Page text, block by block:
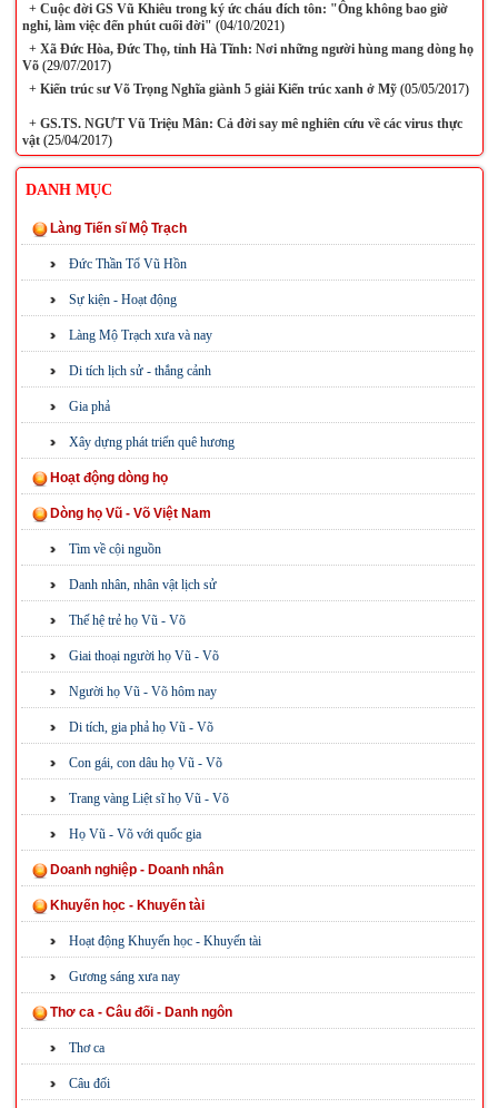
+Cuộc đời GS Vũ Khiêu trong ký ức cháu đích tôn: "Ông không bao giờ
nghỉ, làm việc đến phút cuối đời" (04/10/2021)
+Xã Đức Hòa, Đức Thọ, tỉnh Hà Tĩnh: Nơi những người hùng mang dòng họ
Võ(29/07/2017)
+Kiến trúc sư Võ Trọng Nghĩa giành 5 giải Kiến trúc xanh ở Mỹ(05/05/2017)
+GS.TS. NGƯT Vũ Triệu Mân: Cả đời say mê nghiên cứu về các virus thực
vật(25/04/2017)
DANH MỤC
Làng Tiến sĩ Mộ Trạch
Đức Thần Tổ Vũ Hồn
Sự kiện - Hoạt động
Làng Mộ Trạch xưa và nay
Di tích lịch sử - thắng cảnh
Gia phả
Xây dựng phát triển quê hương
Hoạt động dòng họ
Dòng họ Vũ - Võ Việt Nam
Tìm về cội nguồn
Danh nhân, nhân vật lịch sử
Thế hệ trẻ họ Vũ - Võ
Giai thoại người họ Vũ - Võ
Người họ Vũ - Võ hôm nay
Di tích, gia phả họ Vũ - Võ
Con gái, con dâu họ Vũ - Võ
Trang vàng Liệt sĩ họ Vũ - Võ
Họ Vũ - Võ với quốc gia
Doanh nghiệp - Doanh nhân
Khuyến học - Khuyến tài
Hoạt động Khuyến học - Khuyến tài
Gương sáng xưa nay
Thơ ca - Câu đối - Danh ngôn
Thơ ca
Câu đối